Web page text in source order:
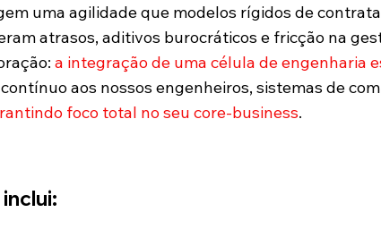
uma agilidade que modelos rígidos de
atrasos, aditivos burocráticos e fricção na
a integração de uma célula de engenharia
aos nossos engenheiros, sistemas de
foco total no seu core-business.